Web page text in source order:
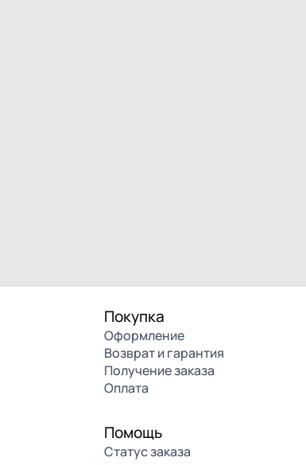
Покупка
Оформление
Возврат и гарантия
Получение заказа
Оплата
Помощь
Статус заказа